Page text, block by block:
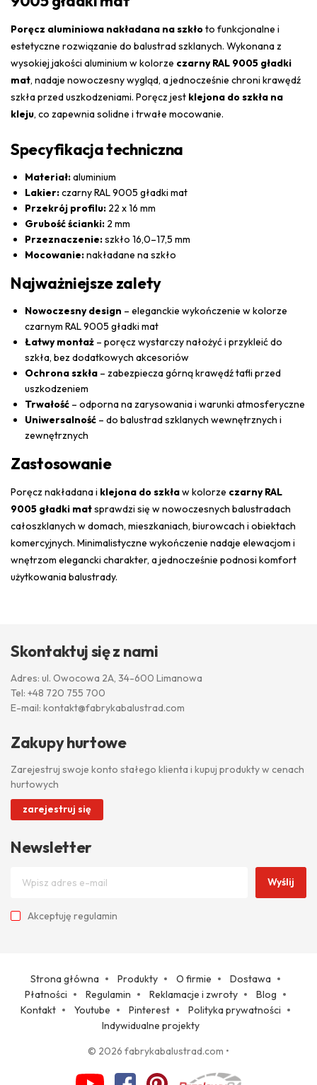
Poręcz aluminiowa nakładana na szkłoto funkcjonalne i
estetyczne rozwiązanie do balustrad szklanych. Wykonana z
wysokiej jakości aluminium w kolorze czarny RAL 9005 gładki
mat, nadaje nowoczesny wygląd, a jednocześnie chroni krawędź
szkła przed uszkodzeniami. Poręcz jest klejona do szkła na
kleju, co zapewnia solidne i trwałe mocowanie.
Specyfikacja techniczna
Materiał:aluminium
Lakier:czarny RAL 9005 gładki mat
Przekrój profilu: 22 x 16 mm
Grubość ścianki: 2 mm
Przeznaczenie:szkło 16,0–17,5 mm
Mocowanie:nakładane na szkło
Najważniejsze zalety
Nowoczesny design – eleganckie wykończenie w kolorze
czarnym RAL 9005 gładki mat
Łatwy montaż – poręcz wystarczy nałożyć i przykleić do
szkła, bez dodatkowych akcesoriów
Ochrona szkła – zabezpiecza górną krawędź tafli przed
uszkodzeniem
Trwałość – odporna na zarysowania i warunki atmosferyczne
Uniwersalność – do balustrad szklanych wewnętrznych i
zewnętrznych
Zastosowanie
Poręcz nakładana i klejona do szkław kolorze czarny RAL
9005 gładki matsprawdzi się w nowoczesnych balustradach
całoszklanych w domach, mieszkaniach, biurowcach i obiektach
komercyjnych. Minimalistyczne wykończenie nadaje elewacjom i
wnętrzom elegancki charakter, a jednocześnie podnosi komfort
użytkowania balustrady.
Skontaktuj się z nami
Adres: ul. Owocowa 2A, 34-600 Limanowa
Tel: +48 720 755 700
E-mail: kontakt@fabrykabalustrad.com
Zakupy hurtowe
Zarejestruj swoje konto stałego klienta i kupuj produkty w cenach
hurtowych
zarejestruj się
Newsletter
Wyślij
Akceptuję regulamin
Strona główna Produkty O firmie
Dostawa
Płatności
Regulamin Reklamacje i zwroty
Blog
Kontakt
Youtube Pinterest
Polityka prywatności
Indywidualne projekty
© 2026 fabrykabalustrad.com •